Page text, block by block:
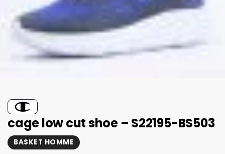
cage low cut shoe – S22195-BS503
BASKET HOMME